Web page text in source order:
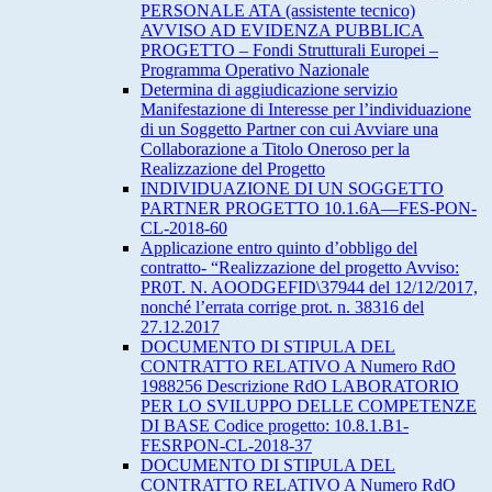
PERSONALE ATA (assistente tecnico)
AVVISO AD EVIDENZA PUBBLICA
PROGETTO – Fondi Strutturali Europei –
Programma Operativo Nazionale
Determina di aggiudicazione servizio
Manifestazione di Interesse per l’individuazione
di un Soggetto Partner con cui Avviare una
Collaborazione a Titolo Oneroso per la
Realizzazione del Progetto
INDIVIDUAZIONE DI UN SOGGETTO
PARTNER PROGETTO 10.1.6A—FES-PON-
CL-2018-60
Applicazione entro quinto d’obbligo del
contratto- “Realizzazione del progetto Avviso:
PR0T. N. AOODGEFID\37944 del 12/12/2017,
nonché l’errata corrige prot. n. 38316 del
27.12.2017
DOCUMENTO DI STIPULA DEL
CONTRATTO RELATIVO A Numero RdO
1988256 Descrizione RdO LABORATORIO
PER LO SVILUPPO DELLE COMPETENZE
DI BASE Codice progetto: 10.8.1.B1-
FESRPON-CL-2018-37
DOCUMENTO DI STIPULA DEL
CONTRATTO RELATIVO A Numero RdO